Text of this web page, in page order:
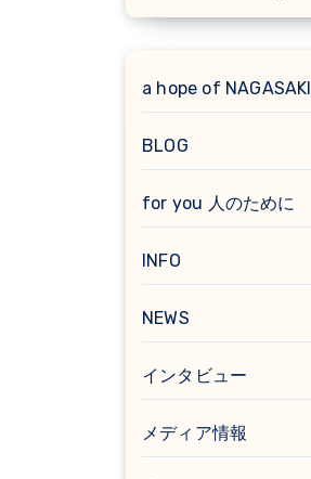
a hope of NAGASAKI
BLOG
for you 人のために
INFO
NEWS
インタビュー
メディア情報